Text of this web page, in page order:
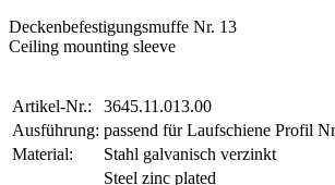
Deckenbefestigungsmuffe Nr. 13
Ceiling mounting sleeve
Artikel-Nr.:
3645.11.013.00
Ausführung: passend für Laufschiene Profil
Material:
Stahl galvanisch verzinkt
Steel zinc plated